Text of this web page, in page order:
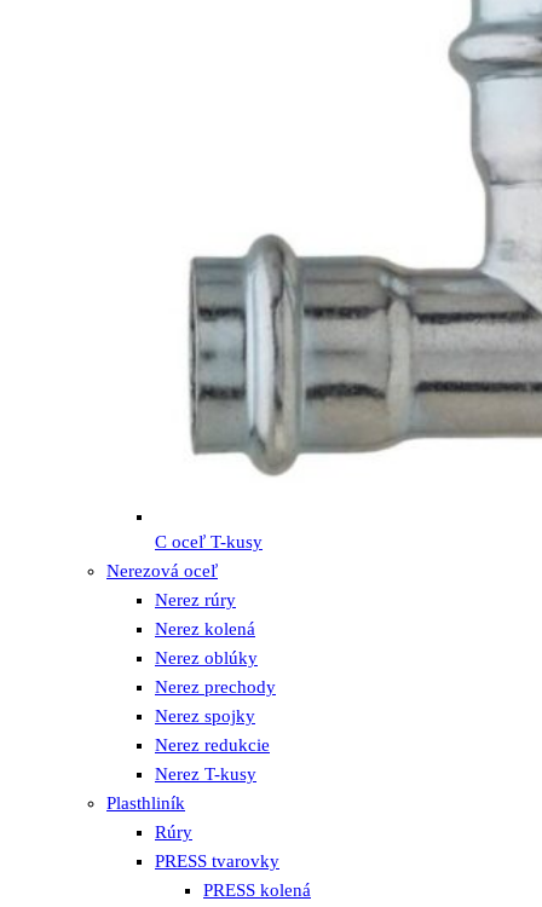
C oceľ T-kusy
Nerezová oceľ
Nerez rúry
Nerez kolená
Nerez oblúky
Nerez prechody
Nerez spojky
Nerez redukcie
Nerez T-kusy
Plasthliník
Rúry
PRESS tvarovky
PRESS kolená